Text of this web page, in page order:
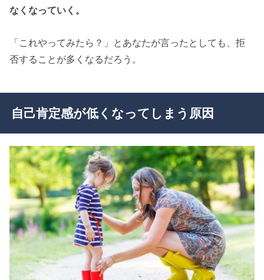
なくなっていく。
「これやってみたら？」とあなたが言ったとしても、拒
否することが多くなるだろう。
自己肯定感が低くなってしまう原因